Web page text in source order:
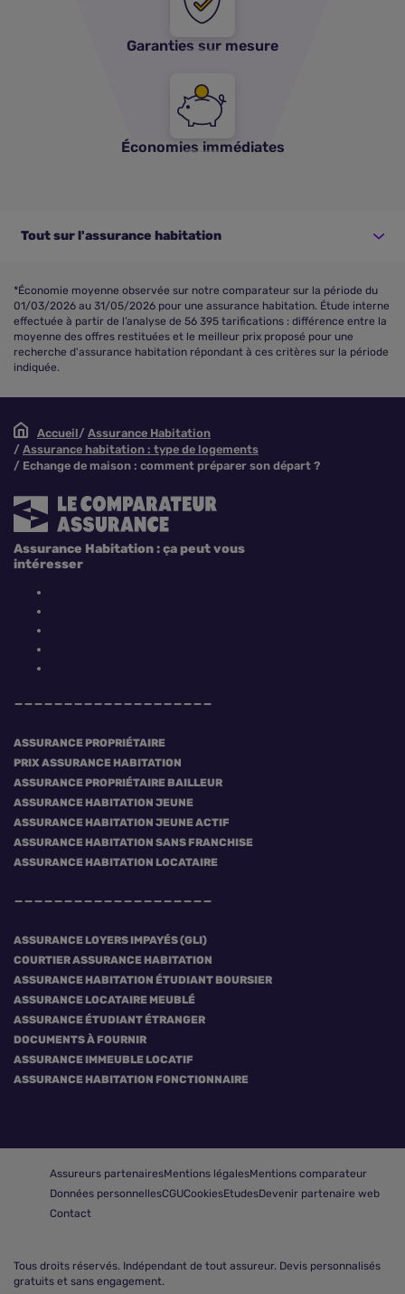
Garanties sur mesure
Économies immédiates
Tout sur l'assurance habitation
*Économie moyenne observée sur notre comparateur sur la période du
01/03/2026 au 31/05/2026 pour une assurance habitation. Étude interne
effectuée à partir de l’analyse de 56 395 tarifications : différence entre la
moyenne des offres restituées et le meilleur prix proposé pour une
recherche d'assurance habitation répondant à ces critères sur la période
indiquée.
Accueil
Assurance Habitation
Assurance habitation : type de logements
Echange de maison : comment préparer son départ ?
ASSURANCE PROPRIÉTAIRE
PRIX ASSURANCE HABITATION
ASSURANCE PROPRIÉTAIRE BAILLEUR
ASSURANCE HABITATION JEUNE
ASSURANCE HABITATION JEUNE ACTIF
ASSURANCE HABITATION SANS FRANCHISE
ASSURANCE HABITATION LOCATAIRE
ASSURANCE LOYERS IMPAYÉS (GLI)
COURTIER ASSURANCE HABITATION
ASSURANCE HABITATION ÉTUDIANT BOURSIER
ASSURANCE LOCATAIRE MEUBLÉ
ASSURANCE ÉTUDIANT ÉTRANGER
DOCUMENTS À FOURNIR
ASSURANCE IMMEUBLE LOCATIF
ASSURANCE HABITATION FONCTIONNAIRE
Assurance Habitation : ça peut vous
intéresser
Assureurs partenairesMentions légalesMentions comparateur
Données personnellesCGUCookiesEtudesDevenir partenaire web
Contact
Tous droits réservés. Indépendant de tout assureur. Devis personnalisés
gratuits et sans engagement.